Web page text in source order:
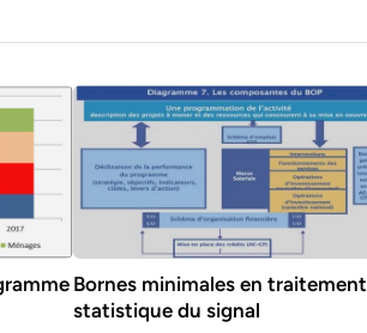
Bornes minimales en traitement
statistique du signal